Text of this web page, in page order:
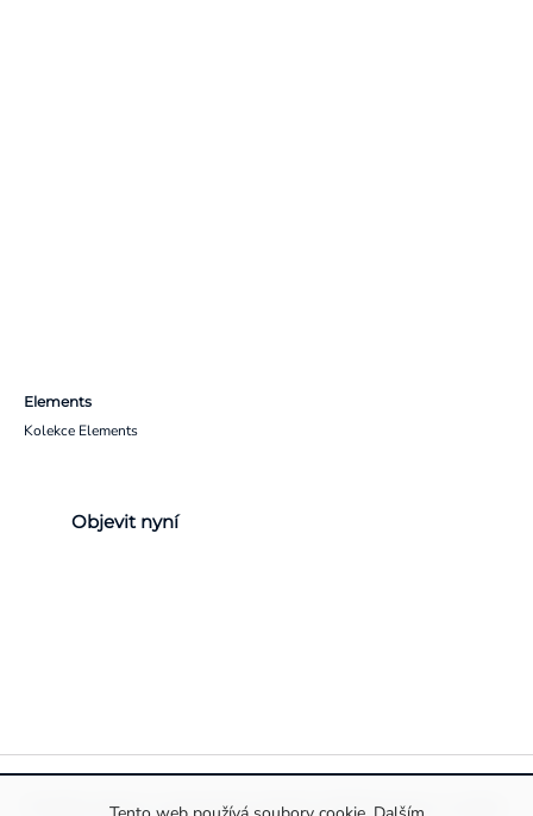
Elements
Kolekce Elements
Objevit nyní
Pravidla ochrany a zpracování osobních údajůInformace o cookies